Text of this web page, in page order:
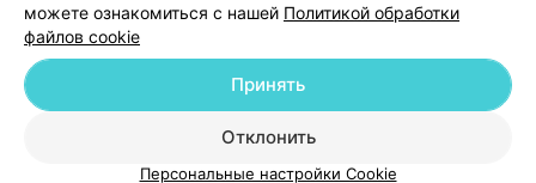
© 2026 ООО «Артокс Лаб», УНП 191700409
| 220012, Республика Беларусь,
Служба поддержки +375 291212755
можете ознакомиться с нашей Политикой обработки
файлов cookie
Отклонить
Принять
Персональные настройки Cookie